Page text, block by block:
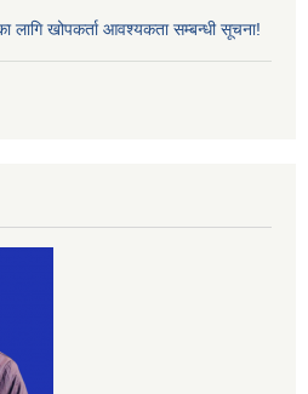
लागि खोपकर्ता आवश्यकता सम्बन्धी सूचना!